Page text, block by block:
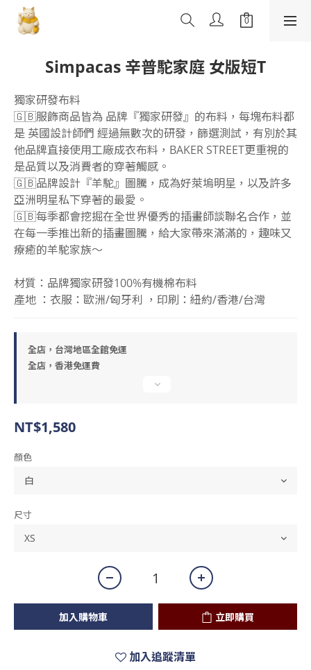
Simpacas 辛普駝家庭 女版短T
獨家研發布料
🇬🇧服飾商品皆為 品牌『獨家研發』的布料，每塊布料都
是 英國設計師們 經過無數次的研發，篩選測試，有別於其
他品牌直接使用工廠成衣布料，BAKER STREET更重視的
是品質以及消費者的穿著觸感。
🇬🇧品牌設計『羊駝』圖騰，成為好萊塢明星，以及許多
亞洲明星私下穿著的最愛。
🇬🇧每季都會挖掘在全世界優秀的插畫師談聯名合作，並
在每一季推出新的插畫圖騰，給大家帶來滿滿的，趣味又
療癒的羊駝家族～
材質：品牌獨家研發100%有機棉布料
產地 ：衣服：歐洲/匈牙利 ，印刷：紐約/香港/台灣
全店，台灣地區全館免運
全店，香港免運費
NT$1,580
顏色
尺寸
加入購物車 立即購買
加入追蹤清單